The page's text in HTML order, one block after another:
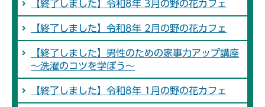
【終了しました】令和8年 3月の野の花カフェ
【終了しました】令和8年 2月の野の花カフェ
【終了しました】男性のための家事力アップ講座
～洗濯のコツを学ぼう～
【終了しました】令和8年 1月の野の花カフェ